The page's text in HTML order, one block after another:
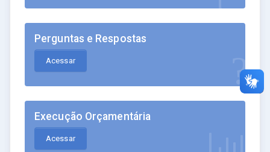
Perguntas e Respostas
Acessar
Execução Orçamentária
Acessar